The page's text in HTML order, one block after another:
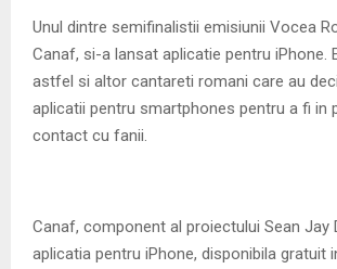
Unul dintre semifinalistii emisiunii Vocea
Canaf, si-a lansat aplicatie pentru iPhone.
astfel si altor cantareti romani care au
aplicatii pentru smartphones pentru a fi in
contact cu fanii.
Canaf, component al proiectului Sean Jay
aplicatia pentru iPhone, disponibila gratuit